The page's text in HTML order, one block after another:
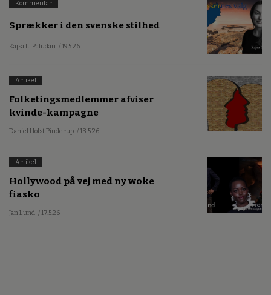
Kommentar
Sprækker i den svenske stilhed
Kajsa Li Paludan / 19.5.26
Artikel
Folketingsmedlemmer afviser
kvinde-kampagne
Daniel Holst Pinderup / 13.5.26
Artikel
Hollywood på vej med ny woke
fiasko
Jan Lund / 17.5.26